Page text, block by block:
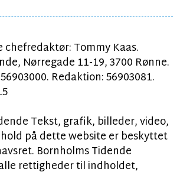
chefredaktør: Tommy Kaas.
Nørregade 11-19, 3700 Rønne.
Redaktion: 56903081.
Tekst, grafik, billeder, video,
på dette website er beskyttet
Bornholms Tidende
rettigheder til indholdet,